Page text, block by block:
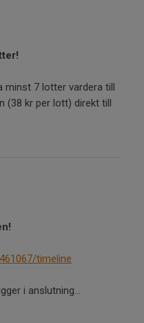
minst 7 lotter vardera till
(38 kr per lott) direkt till
timeline
i anslutning...